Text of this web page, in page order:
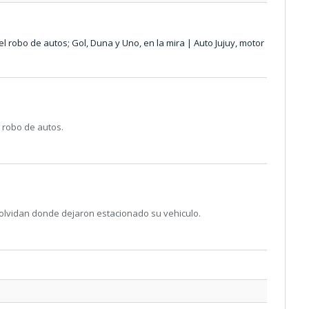
robo de autos; Gol, Duna y Uno, en la mira | Auto Jujuy, motor
de autos.
donde dejaron estacionado su vehiculo.